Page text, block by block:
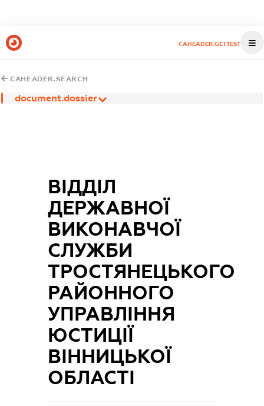
CAHEADER.GETTEST
CAHEADER.SEARCH
document.dossier
ВІДДІЛ
ДЕРЖАВНОЇ
ВИКОНАВЧОЇ
СЛУЖБИ
ТРОСТЯНЕЦЬКОГО
РАЙОННОГО
УПРАВЛІННЯ
ЮСТИЦІЇ
ВІННИЦЬКОЇ
ОБЛАСТІ